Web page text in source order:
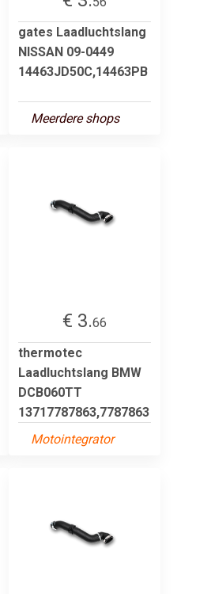
gates Laadluchtslang
NISSAN 09-0449
14463JD50C,14463PB
Meerdere shops
€ 3.66
thermotec
Laadluchtslang BMW
DCB060TT
13717787863,7787863
Motointegrator